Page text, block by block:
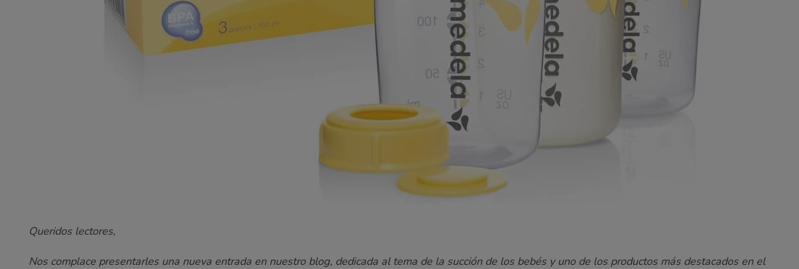
Queridos lectores,
Nos complace presentarles una nueva entrada en nuestro blog, dedicada al tema de la succión de los bebés y uno de los productos más destacados en el